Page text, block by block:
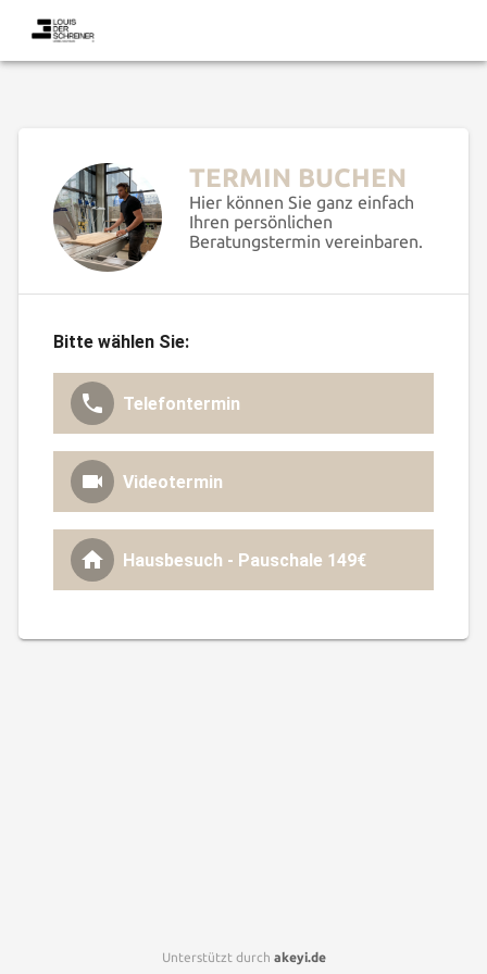
TERMIN BUCHEN
Hier können Sie ganz einfach
Ihren persönlichen
Beratungstermin vereinbaren.
Bitte wählen Sie:
Telefontermin
Videotermin
Hausbesuch - Pauschale 149€
Unterstützt durch akeyi.de